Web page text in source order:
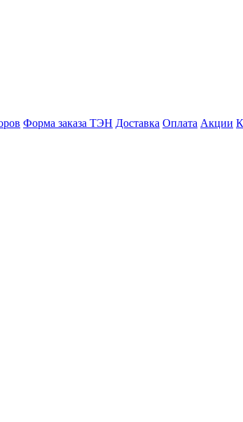
Форма заказа ТЭН Доставка Оплата Акции